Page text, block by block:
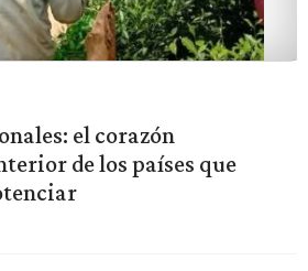
el corazón
de los países que